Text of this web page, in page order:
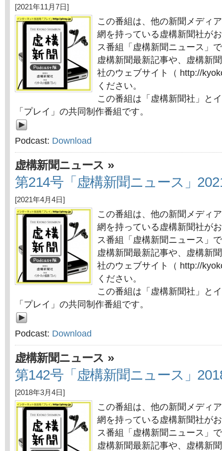
[2021年11月7日]
この番組は、他の新聞メディ
網を持っている虚構新聞社が
ス番組「虚構新聞ニュース」
虚構新聞最新記事や、虚構新
社のウェブサイト（ http://
ください。
この番組は「虚構新聞社」と
「プレイ」の共同制作番組です。
Podcast: Download
虚構新聞ニュース »
第214号「虚構新聞ニュース」
[2021年4月4日]
この番組は、他の新聞メディ
網を持っている虚構新聞社が
ス番組「虚構新聞ニュース」
虚構新聞最新記事や、虚構新
社のウェブサイト（ http://
ください。
この番組は「虚構新聞社」と
「プレイ」の共同制作番組です。
Podcast: Download
虚構新聞ニュース »
第142号「虚構新聞ニュース」
[2018年3月4日]
この番組は、他の新聞メディ
網を持っている虚構新聞社が
ス番組「虚構新聞ニュース」
虚構新聞最新記事や、虚構新